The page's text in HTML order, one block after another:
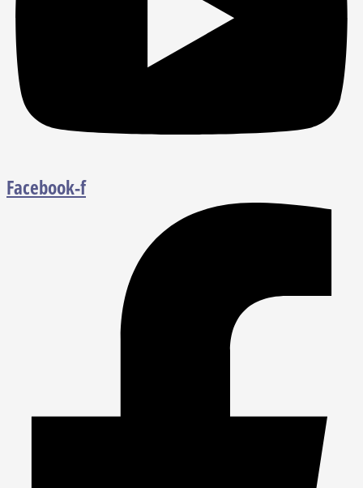
Facebook-f